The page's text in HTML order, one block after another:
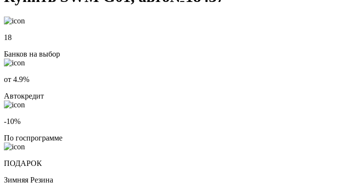
18
Банков на выбор
от 4.9%
Автокредит
-10%
По госпрограмме
ПОДАРОК
Зимняя Резина